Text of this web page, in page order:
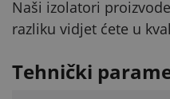
Naši izolatori
razliku vidjet ćete u
Tehnički